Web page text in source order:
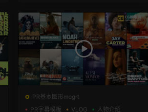
PR基本图形mogrt
PR字幕模板
VLOG 人物介绍